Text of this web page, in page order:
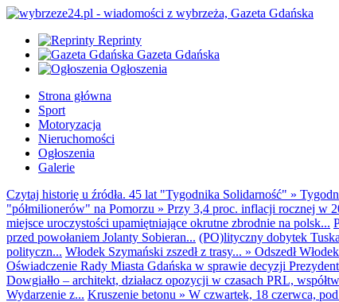
Reprinty
Gazeta Gdańska
Ogłoszenia
Strona główna
Sport
Motoryzacja
Nieruchomości
Ogłoszenia
Galerie
Czytaj historię u źródła. 45 lat "Tygodnika Solidarność" »
"półmilionerów" na Pomorzu » Przy 3,4 proc. inflacji rocznej w
miejsce uroczystości upamiętniające okrutne zbrodnie na polsk...
przed powołaniem Jolanty Sobieran... (PO)lityczny dobytek
polityczn... Włodek Szymański zszedł z trasy... » Odszedł
Oświadczenie Rady Miasta Gdańska w sprawie decyzji
Dowgiałło – architekt, działacz opozycji w czasach PRL,
Wydarzenie z... Kruszenie betonu » W czwartek, 18 czerwca,